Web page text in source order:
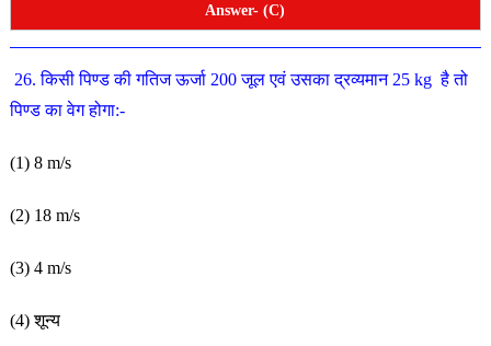
Answer- (C)
26. किसी पिण्ड की गतिज ऊर्जा 200 जूल एवं उसका द्रव्यमान 25 kg है तो
पिण्ड का वेग होगा:-
(1) 8 m/s
(2) 18 m/s
(3) 4 m/s
(4) शून्य